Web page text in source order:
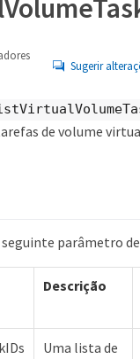
Sugerir
de volume
parâmetro
Descrição
Uma lista de